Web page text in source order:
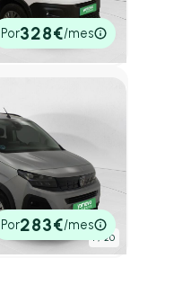
Manual
Por328€/mes
1/ 20
ALLURE
Manual
Por283€/mes